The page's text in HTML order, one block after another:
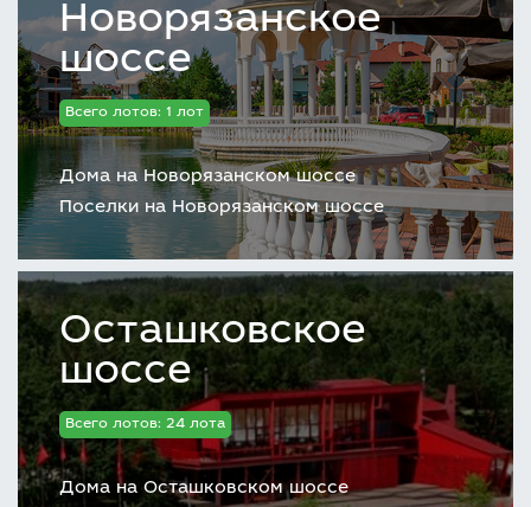
Новорязанское
шоссе
Всего лотов: 1 лот
Дома на Новорязанском шоссе
Поселки на Новорязанском шоссе
Осташковское
шоссе
Всего лотов: 24 лота
Дома на Осташковском шоссе